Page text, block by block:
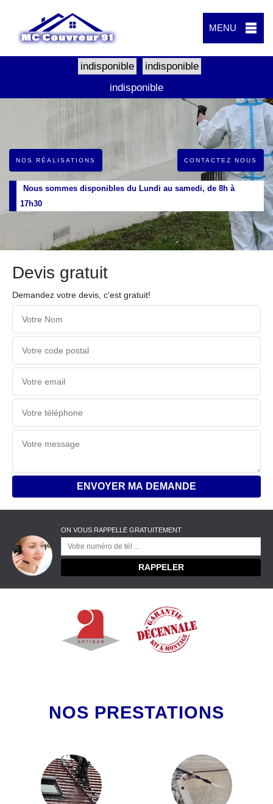
MENU
indisponible
indisponible
indisponible
NOS RÉALISATIONS CONTACTEZ NOUS
Nous sommes disponibles du Lundi au samedi, de 8h à
17h30
Devis gratuit
Demandez votre devis, c'est gratuit!
ON VOUS RAPPELLE GRATUITEMENT
NOS PRESTATIONS